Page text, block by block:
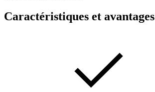
Caractéristiques et avantages